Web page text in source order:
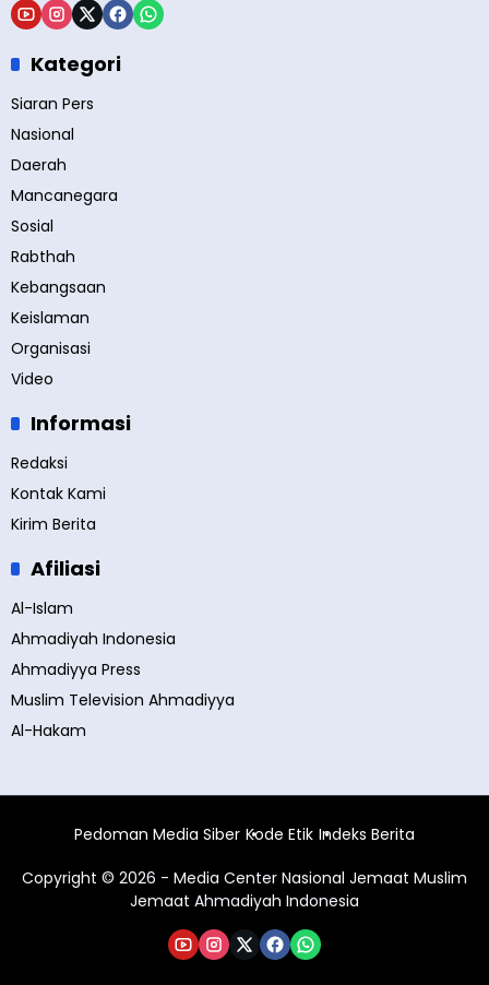
Kategori
Siaran Pers
Nasional
Daerah
Mancanegara
Sosial
Rabthah
Kebangsaan
Keislaman
Organisasi
Video
Informasi
Redaksi
Kontak Kami
Kirim Berita
Afiliasi
Al-Islam
Ahmadiyah Indonesia
Ahmadiyya Press
Muslim Television Ahmadiyya
Al-Hakam
Pedoman Media Siber Kode Etik Indeks Berita
Copyright © 2026 - Media Center Nasional Jemaat Muslim
Jemaat Ahmadiyah Indonesia